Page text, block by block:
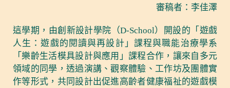
審稿者：李佳澤
這學期，由創新設計學院（D-School）開設的「遊戲
人生：遊戲的閱讀與再設計」課程與職能治療學系
「樂齡生活模具設計與應用」課程合作，讓來自多元
領域的同學，透過演講、觀察體驗、工作坊及團體實
作等形式，共同設計出促進高齡者健康福祉的遊戲模